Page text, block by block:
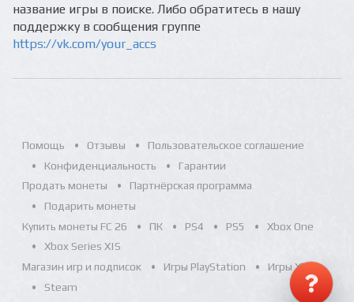
название игры в поиске. Либо обратитесь в нашу
поддержку в сообщения группе
https://vk.com/your_accs
Помощь Отзывы
Пользовательское соглашение
Конфиденциальность
Гарантии
Продать монеты
Партнёрская программа
Подарить монеты
Купить монеты FC 26
ПК PS4 PS5
Xbox One
Xbox Series X|S
Магазин игр и подписок
Игры PlayStation
Игры Xbox
Steam